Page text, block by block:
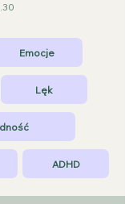
Emocje
Lęk
ADHD